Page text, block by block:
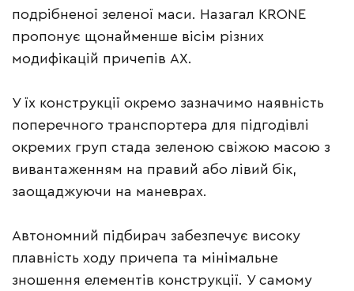
подрібненої зеленої маси. Назагал KRONE
пропонує щонайменше вісім різних
модифікацій причепів АХ.
У їх конструкції окремо зазначимо наявність
поперечного транспортера для підгодівлі
окремих груп стада зеленою свіжою масою з
вивантаженням на правий або лівий бік,
заощаджуючи на маневрах.
Автономний підбирач забезпечує високу
плавність ходу причепа та мінімальне
зношення елементів конструкції. У самому